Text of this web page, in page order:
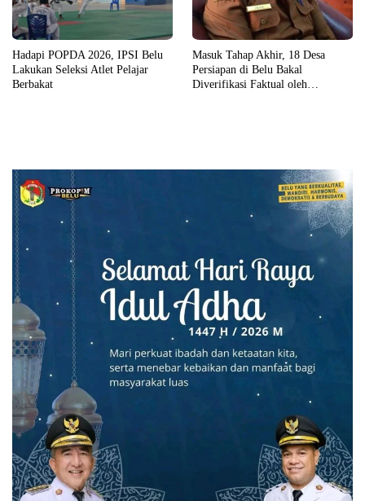
Hadapi POPDA 2026, IPSI Belu
Lakukan Seleksi Atlet Pelajar
Berbakat
Masuk Tahap Akhir, 18 Desa
Persiapan di Belu Bakal
Diverifikasi Faktual oleh